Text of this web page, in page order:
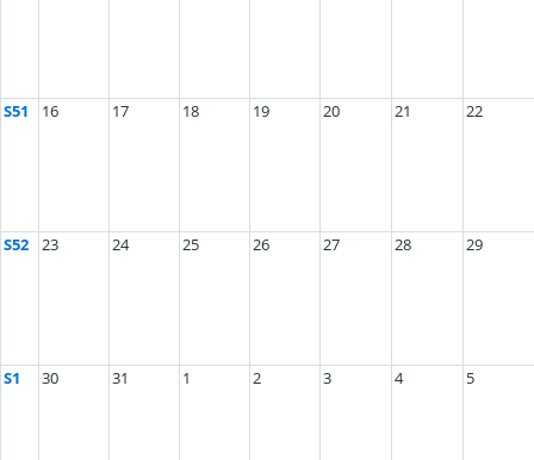
S51 16 17 18 19 20 21 22
S52 23 24 25 26 27 28 29
S1 30 31 1 2 3 4 5